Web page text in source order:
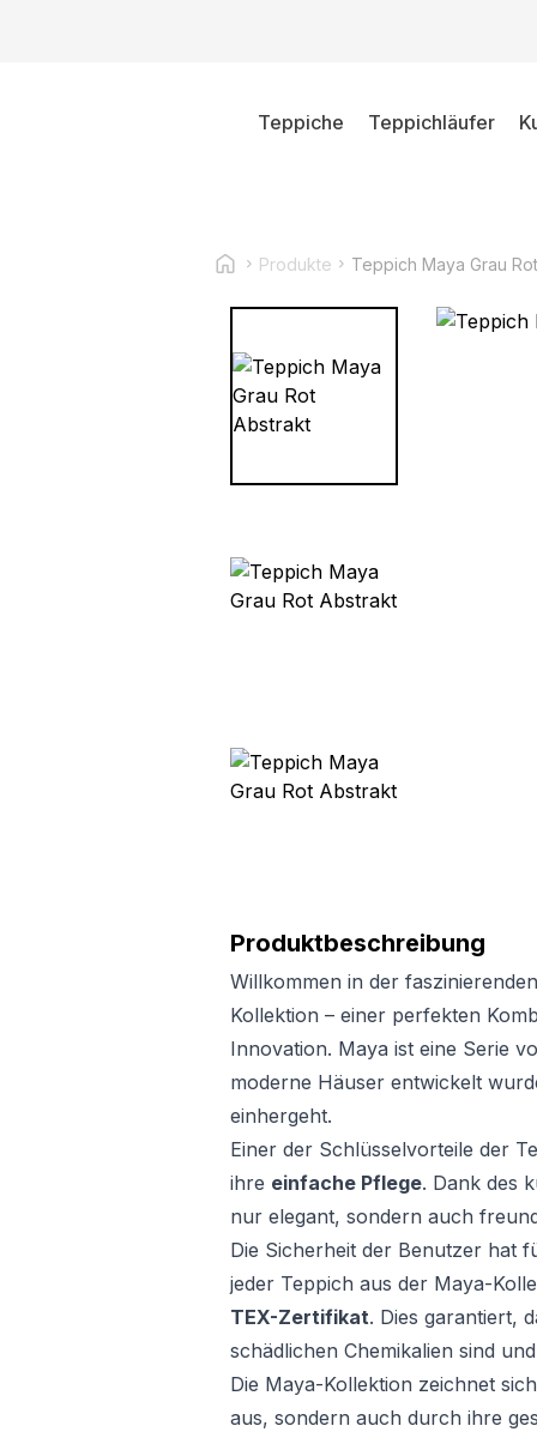
Teppiche Teppichläufer
Produkte Teppich Maya Grau
Produktbeschreibung
Willkommen in der
Kollektion – einer perfekten
Innovation. Maya ist eine Serie
moderne Häuser entwickelt
einhergeht.
Einer der Schlüsselvorteile der
ihre einfache Pflege. Dank des
nur elegant, sondern auch
Die Sicherheit der Benutzer hat
jeder Teppich aus der Maya-
TEX-Zertifikat. Dies garantiert,
schädlichen Chemikalien sind
Die Maya-Kollektion zeichnet
aus, sondern auch durch ihre